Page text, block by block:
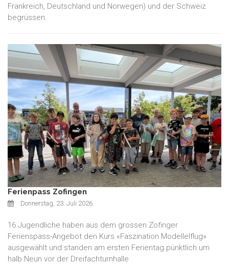
Frankreich, Deutschland und Norwegen) und der Schweiz
begrüssen.
Ferienpass Zofingen
Donnerstag, 23. Juli 2026
16 Jugendliche haben aus dem grossen Zofinger
Ferienspass-Angebot den Kurs «Faszination Modellelflug»
ausgewählt und standen am ersten Ferientag pünktlich um
halb Neun vor der Dreifachturnhalle